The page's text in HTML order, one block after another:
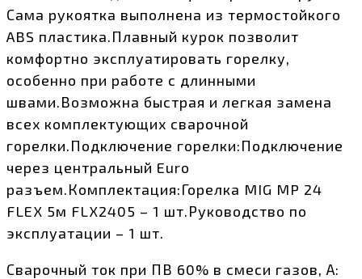
Сама рукоятка выполнена из термостойкого
ABS пластика.Плавный курок позволит
комфортно эксплуатировать горелку,
особенно при работе с длинными
швами.Возможна быстрая и легкая замена
всех комплектующих сварочной
горелки.Подключение горелки:Подключение
через центральный Euro
разъем.Комплектация:Горелка MIG MP 24
FLEX 5м FLX2405 – 1 шт.Руководство по
эксплуатации – 1 шт.
Сварочный ток при ПВ 60% в смеси газов, А: